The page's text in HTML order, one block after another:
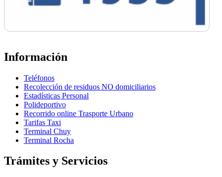
Información
Teléfonos
Recolección de residuos NO domiciliarios
Estadísticas Personal
Polideportivo
Recorrido online Trasporte Urbano
Tarifas Taxi
Terminal Chuy
Terminal Rocha
Trámites y Servicios